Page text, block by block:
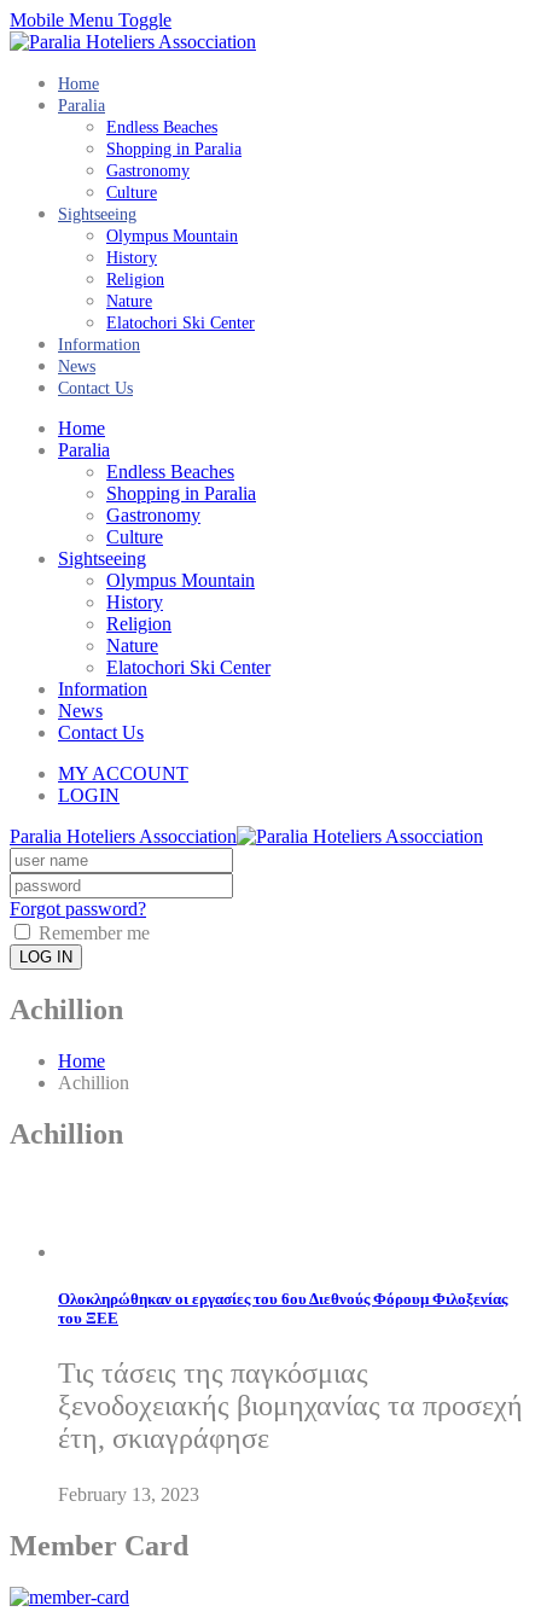
Mobile Menu Toggle
Home
Paralia
Endless Beaches
Shopping in Paralia
Gastronomy
Culture
Sightseeing
Olympus Mountain
History
Religion
Nature
Elatochori Ski Center
Information
News
Contact Us
Home
Paralia
Endless Beaches
Shopping in Paralia
Gastronomy
Culture
Sightseeing
Olympus Mountain
History
Religion
Nature
Elatochori Ski Center
Information
News
Contact Us
MY ACCOUNT
LOGIN
Paralia Hoteliers Assocciation
Forgot password?
Remember me
LOG IN
Achillion
Home
Achillion
Achillion
Ολοκληρώθηκαν οι εργασίες του 6ου Διεθνούς Φόρουμ Φιλοξενίας
του ΞΕΕ
Τις τάσεις της παγκόσμιας
ξενοδοχειακής βιομηχανίας τα προσεχή
έτη, σκιαγράφησε
February 13, 2023
Member Card